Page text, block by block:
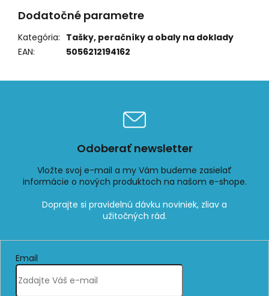
Dodatočné parametre
Kategória: Tašky, peračníky a obaly na doklady
EAN: 5056212194162
Odoberať newsletter
Vložte svoj e-mail a my Vám budeme zasielať
informácie o nových produktoch na našom e-shope.
Email